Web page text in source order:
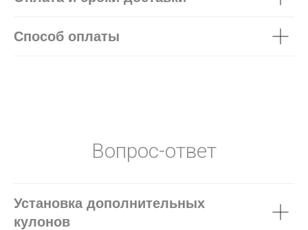
Способ оплаты
Вопрос-ответ
Установка дополнительных
кулонов